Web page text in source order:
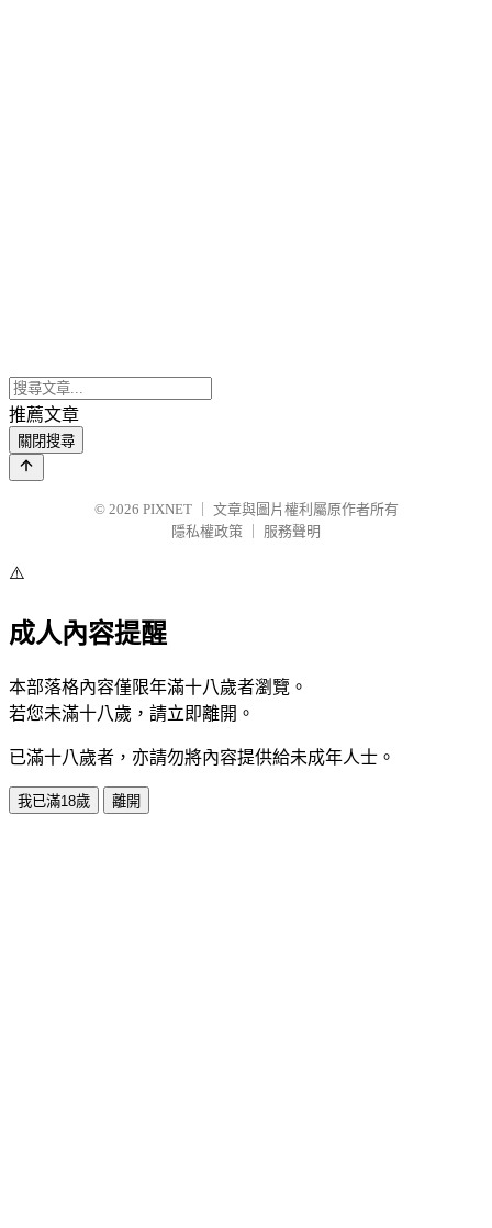
推薦文章
關閉搜尋
© 2026 PIXNET
文章與圖片權利屬原作者所有
隱私權政策
服務聲明
⚠️
成人內容提醒
本部落格內容僅限年滿十八歲者瀏覽。
若您未滿十八歲，請立即離開。
已滿十八歲者，亦請勿將內容提供給未成年人士。
我已滿18歲 離開